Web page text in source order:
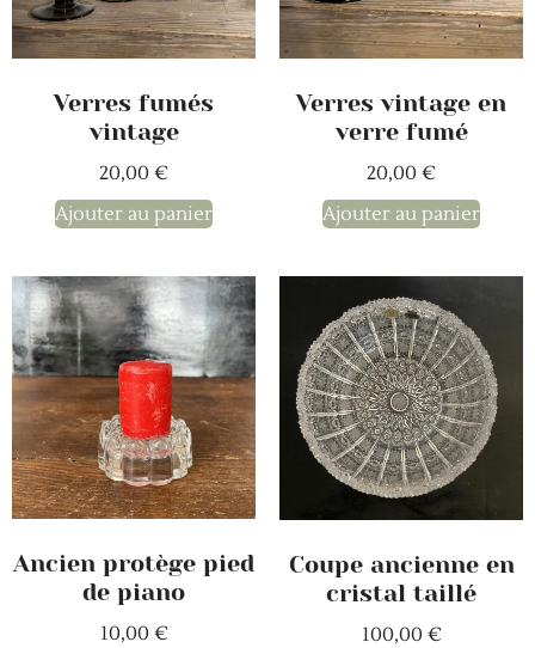
Verres fumés
vintage
20,00 €
Ajouter au panier
Verres vintage en
verre fumé
20,00 €
Ajouter au panier
Ancien protège pied
de piano
10,00 €
Coupe ancienne en
cristal taillé
100,00 €